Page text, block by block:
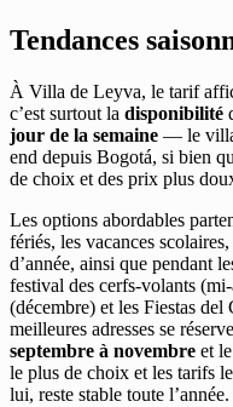
Tendances
À Villa de Leyva, le tarif
c’est surtout la disponibilité
jour de la semaine — le
end depuis Bogotá, si bien
de choix et des prix plus
Les options abordables
fériés, les vacances
d’année, ainsi que pendant
festival des cerfs-volants
(décembre) et les Fiestas
meilleures adresses se
septembre à novembre et le
le plus de choix et les tarifs
lui, reste stable toute l’année.